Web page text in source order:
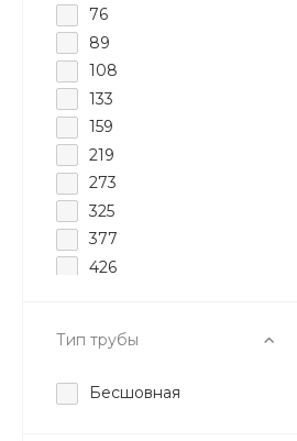
76
89
108
133
159
219
273
325
377
426
Тип трубы
Бесшовная